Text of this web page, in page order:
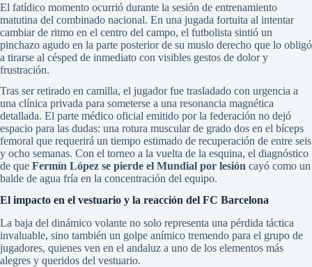
El fatídico momento ocurrió durante la sesión de entrenamiento
matutina del combinado nacional. En una jugada fortuita al intentar
cambiar de ritmo en el centro del campo, el futbolista sintió un
pinchazo agudo en la parte posterior de su muslo derecho que lo obligó
a tirarse al césped de inmediato con visibles gestos de dolor y
frustración.
Tras ser retirado en camilla, el jugador fue trasladado con urgencia a
una clínica privada para someterse a una resonancia magnética
detallada. El parte médico oficial emitido por la federación no dejó
espacio para las dudas: una rotura muscular de grado dos en el bíceps
femoral que requerirá un tiempo estimado de recuperación de entre seis
y ocho semanas. Con el torneo a la vuelta de la esquina, el diagnóstico
de que Fermín López se pierde el Mundial por lesión cayó como un
balde de agua fría en la concentración del equipo.
El impacto en el vestuario y la reacción del FC Barcelona
La baja del dinámico volante no solo representa una pérdida táctica
invaluable, sino también un golpe anímico tremendo para el grupo de
jugadores, quienes ven en el andaluz a uno de los elementos más
alegres y queridos del vestuario.